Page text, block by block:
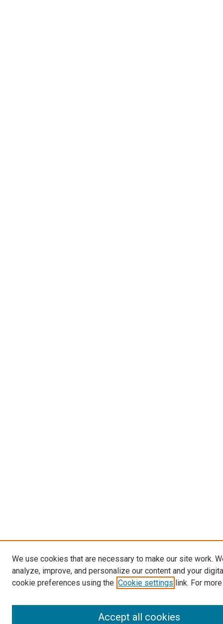
We use cookies that are necessary to make our site work.
analyze, improve, and personalize our content and your
cookie preferences using the Cookie settings link. For
Accept all cookies